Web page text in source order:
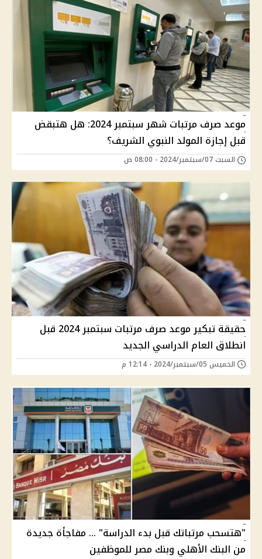
موعد صرف مرتبات شهر سبتمبر 2024: هل هتبقض
قبل إجازة المولد النبوي الشريف؟
السبت 07/سبتمبر/2024 - 08:00 ص
حقيقة تبكير موعد صرف مرتبات سبتمبر 2024 قبل
انطلاق العام الدراسي الجديد
الخميس 05/سبتمبر/2024 - 12:14 م
"هتسحب مرتباتك قبل بدء الدراسة" … مفاجأة جديدة
من البنك الأهلي وبنك مصر للموظفين